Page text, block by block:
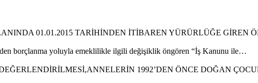
01.01.2015 TARİHİNDEN İTİBAREN YÜRÜRLÜĞE GİREN
borçlanma yoluyla emeklilikle ilgili değişiklik öngören “İş Kanunu ile…
1992’DEN ÖNCE DOĞAN